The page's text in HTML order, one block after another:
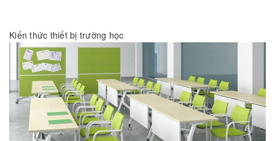
Kiến thức thiết bị trường học